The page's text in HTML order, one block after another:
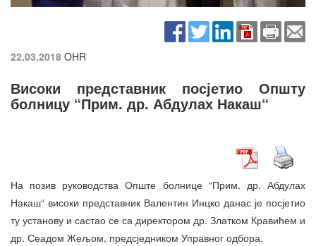
22.03.2018 OHR
Високи представник посјетио Општу
болницу “Прим. др. Абдулах Накаш“
На позив руководства Опште болнице “Прим. др. Абдулах
Накаш“ високи представник Валентин Инцко данас је посјетио
ту установу и састао се са директором др. Златком Кравићем и
др. Сеадом Жељом, предсједником Управног одбора.